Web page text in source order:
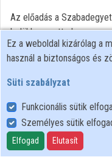
Az előadás a
belül hangzott el.
Minden jog fenntartva.
Felhasználói szabályzat
Adatkezelési tájékoztató
Süti szabályzat
Ez a weboldal kizárólag a
használ a biztonságos és
Süti szabályzat
Funkcionális sütik
Személyes sütik
Elfogad Elutasít